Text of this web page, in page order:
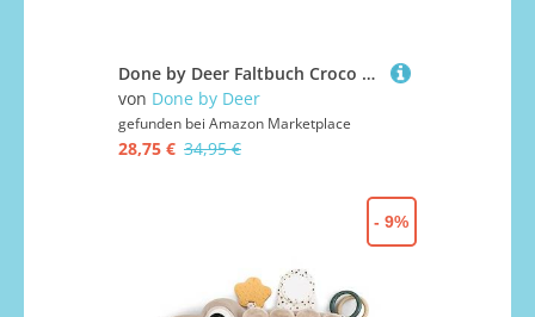
Done by Deer Faltbuch Croco Grün - Weiche Babybuch mit viele sensorische Elemente - Bauchlage Spielzeug Baby - Baby aktivitätsspielzeug ab 3 Monate, EIN ideales Babygeschenk
von Done by Deer
gefunden bei Amazon Marketplace
28,75 € 34,95 €
- 9%